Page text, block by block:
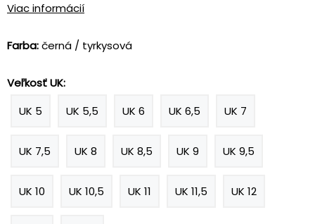
Viac informácií
Farba:černá / tyrkysová
Veľkosť UK:
UK 5
UK 5,5 UK 6 UK 6,5 UK 7
UK 7,5 UK 8 UK 8,5 UK 9 UK 9,5
UK 10 UK 10,5 UK 11 UK 11,5 UK 12